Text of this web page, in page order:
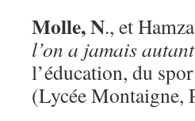
Molle, N., et
l’on a jamais
l’éducation, du
(Lycée Montaigne,